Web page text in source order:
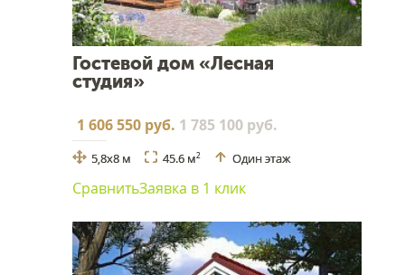
Гостевой дом «Лесная
студия»
1 606 550 руб. 1 785 100 руб.
5,8x8 м 45.6 м2 Один этаж
СравнитьЗаявка в 1 клик